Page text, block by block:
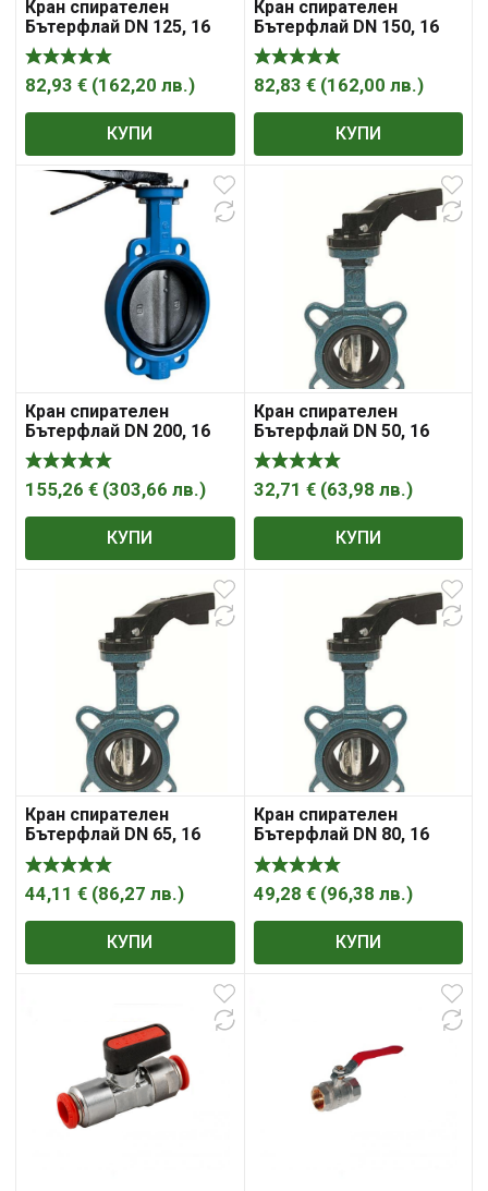
Кран спирателен
Бътерфлай DN 125, 16
bar, фланец фланец ,
„Syveco“
82,93 € (162,20 лв.)
КУПИ
Кран спирателен
Бътерфлай DN 150, 16
bar, фланец фланец,
Sferaco , „Syveco“
82,83 € (162,00 лв.)
КУПИ
Кран спирателен
Бътерфлай DN 200, 16
bar, фланец фланец
„Syveco“
155,26 € (303,66 лв.)
КУПИ
Кран спирателен
Бътерфлай DN 50, 16
bar, фланец фланец ,
„Syveco“
32,71 € (63,98 лв.)
КУПИ
Кран спирателен
Бътерфлай DN 65, 16
bar, фланец фланец ,
„Syveco“
44,11 € (86,27 лв.)
КУПИ
Кран спирателен
Бътерфлай DN 80, 16
bar, фланец фланец ,
„Syveco“
49,28 € (96,38 лв.)
КУПИ